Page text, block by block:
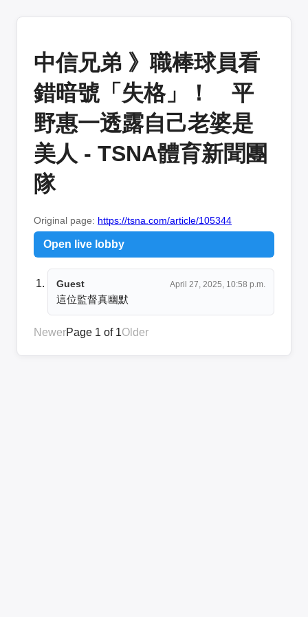
中信兄弟 》職棒球員看
錯暗號「失格」！ 平
野惠一透露自己老婆是
美人 - TSNA體育新聞團
隊
Original page: https://tsna.com/article/105344
Open live lobby
Guest April 27, 2025, 10:58 p.m.
這位監督真幽默
NewerPage 1 of 1Older